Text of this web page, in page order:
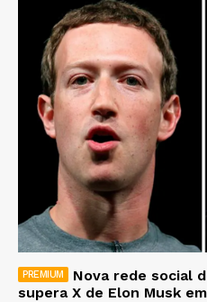
Nova rede social
supera X de Elon Musk